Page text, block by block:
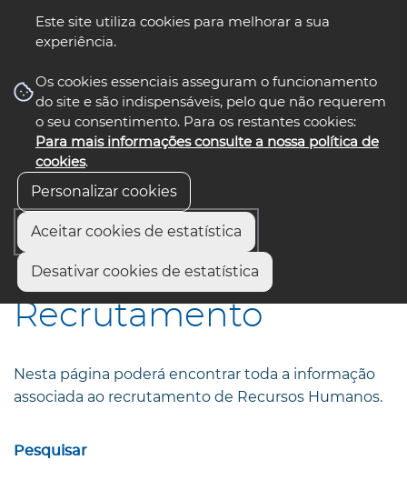
Este site utiliza cookies para melhorar a sua
experiência.
Os cookies essenciais asseguram o funcionamento
do site e são indispensáveis, pelo que não requerem
o seu consentimento. Para os restantes cookies:
Para mais informações consulte a nossa política de
cookies.
Personalizar cookies
Aceitar cookies de estatística
Desativar cookies de estatística
nos select language
Início Recrutamento
Recrutamento
Nesta página poderá encontrar toda a informação
associada ao recrutamento de Recursos Humanos.
Pesquisar